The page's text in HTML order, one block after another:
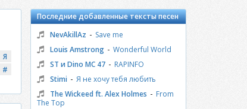
Я
#
Последние добавленные тексты песен
NevAkillAz - Save me
Louis Amstrong - Wonderful World
ST и Dino MC 47 - RAPINFO
Stimi - Я не хочу тебя любить
The Wickeed ft. Alex Holmes - From
The Top